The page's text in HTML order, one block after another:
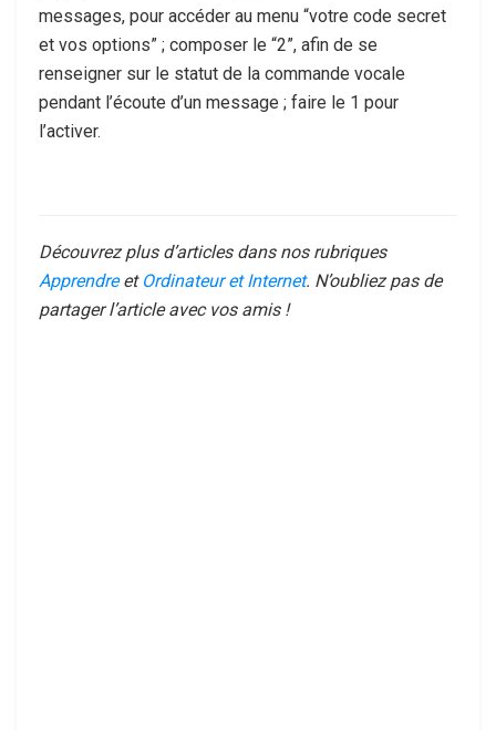
messages, pour accéder au menu “votre code secret
et vos options” ; composer le “2”, afin de se
renseigner sur le statut de la commande vocale
pendant l’écoute d’un message ; faire le 1 pour
l’activer.
Découvrez plus d’articles dans nos rubriques
Apprendreet Ordinateur et Internet. N’oubliez pas de
partager l’article avec vos amis !